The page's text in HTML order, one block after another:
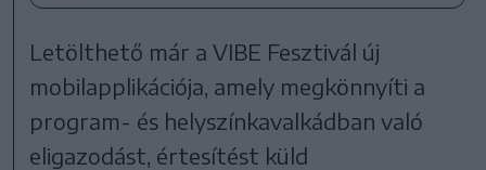
Letölthető már a VIBE Fesztivál új
mobilapplikációja, amely megkönnyíti a
program- és helyszínkavalkádban való
eligazodást, értesítést küld